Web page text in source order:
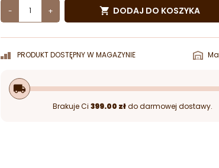
- +  DODAJ DO KOSZYKA
PRODUKT DOSTĘPNY W MAGAZYNIE
local_shipping
Brakuje Ci 399.00 złdo darmowej dostawy.